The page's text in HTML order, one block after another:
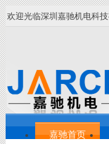
欢迎光临深圳嘉驰机电科技
嘉驰首页